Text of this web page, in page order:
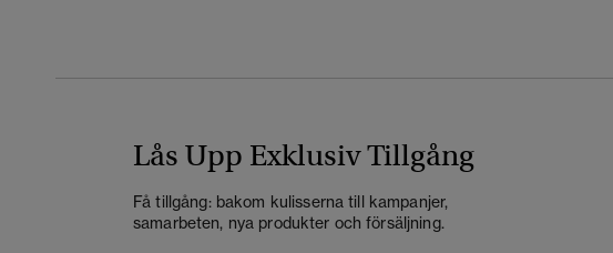
Lås Upp Exklusiv Tillgång
Få tillgång: bakom kulisserna till kampanjer,
samarbeten, nya produkter och försäljning.